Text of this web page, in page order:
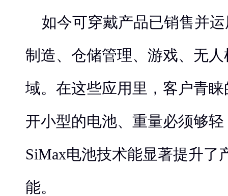
如今可穿戴产品已销售并
制造、仓储管理、游戏、无
域。在这些应用里，客户青
开小型的电池、重量必须够
SiMax电池技术能显著提升了
能。